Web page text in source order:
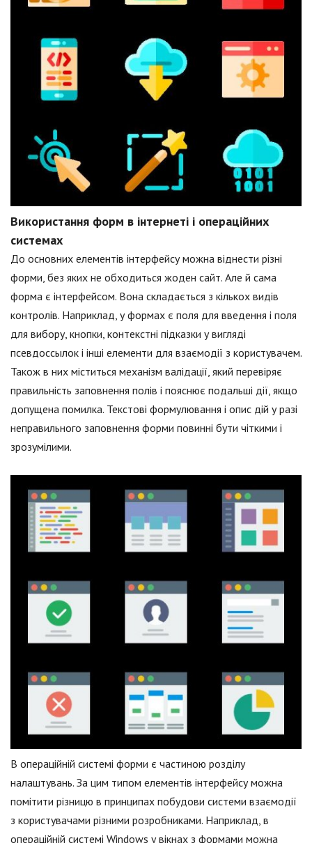
Використання форм в інтернеті і операційних
системах
До основних елементів інтерфейсу можна віднести різні
форми, без яких не обходиться жоден сайт. Але й сама
форма є інтерфейсом. Вона складається з кількох видів
контролів. Наприклад, у формах є поля для введення і поля
для вибору, кнопки, контекстні підказки у вигляді
псевдоссылок і інші елементи для взаємодії з користувачем.
Також в них міститься механізм валідації, який перевіряє
правильність заповнення полів і пояснює подальші дії, якщо
допущена помилка. Текстові формулювання і опис дій у разі
неправильного заповнення форми повинні бути чіткими і
зрозумілими.
В операційній системі форми є частиною розділу
налаштувань. За цим типом елементів інтерфейсу можна
помітити різницю в принципах побудови системи взаємодії
з користувачами різними розробниками. Наприклад, в
операційній системі Windows у вікнах з формами можна